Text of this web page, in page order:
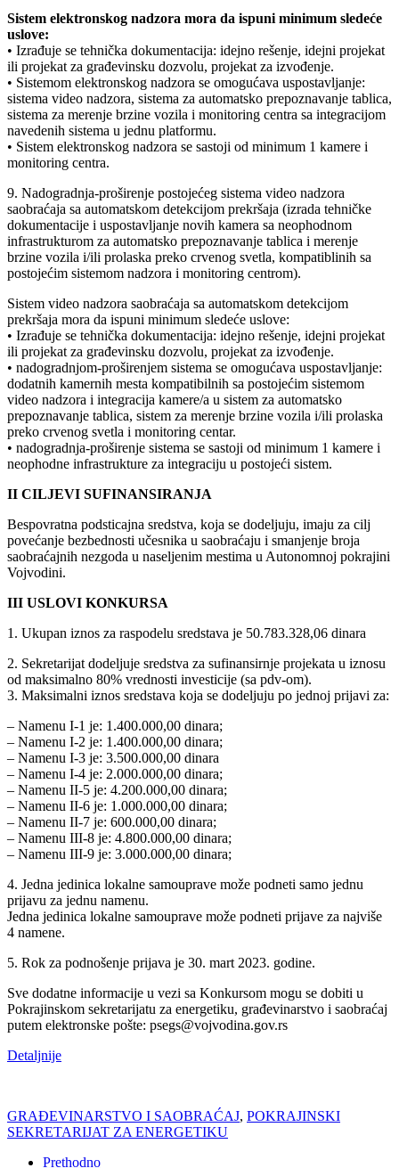
Sistem elektronskog nadzora mora da ispuni minimum sledeće
uslove:
• Izrađuje se tehnička dokumentacija: idejno rešenje, idejni projekat
ili projekat za građevinsku dozvolu, projekat za izvođenje.
• Sistemom elektronskog nadzora se omogućava uspostavljanje:
sistema video nadzora, sistema za automatsko prepoznavanje tablica,
sistema za merenje brzine vozila i monitoring centra sa integracijom
navedenih sistema u jednu platformu.
• Sistem elektronskog nadzora se sastoji od minimum 1 kamere i
monitoring centra.
9. Nadogradnja-proširenje postojećeg sistema video nadzora
saobraćaja sa automatskom detekcijom prekršaja (izrada tehničke
dokumentacije i uspostavljanje novih kamera sa neophodnom
infrastrukturom za automatsko prepoznavanje tablica i merenje
brzine vozila i/ili prolaska preko crvenog svetla, kompatiblinih sa
postojećim sistemom nadzora i monitoring centrom).
Sistem video nadzora saobraćaja sa automatskom detekcijom
prekršaja mora da ispuni minimum sledeće uslove:
• Izrađuje se tehnička dokumentacija: idejno rešenje, idejni projekat
ili projekat za građevinsku dozvolu, projekat za izvođenje.
• nadogradnjom-proširenjem sistema se omogućava uspostavljanje:
dodatnih kamernih mesta kompatibilnih sa postojećim sistemom
video nadzora i integracija kamere/a u sistem za automatsko
prepoznavanje tablica, sistem za merenje brzine vozila i/ili prolaska
preko crvenog svetla i monitoring centar.
• nadogradnja-proširenje sistema se sastoji od minimum 1 kamere i
neophodne infrastrukture za integraciju u postojeći sistem.
II CILJEVI SUFINANSIRANJA
Bespovratna podsticajna sredstva, koja se dodeljuju, imaju za cilj
povećanje bezbednosti učesnika u saobraćaju i smanjenje broja
saobraćajnih nezgoda u naseljenim mestima u Autonomnoj pokrajini
Vojvodini.
III USLOVI KONKURSA
1. Ukupan iznos za raspodelu sredstava je 50.783.328,06 dinara
2. Sekretarijat dodeljuje sredstva za sufinansirnje projekata u iznosu
od maksimalno 80% vrednosti investicije (sa pdv-om).
3. Maksimalni iznos sredstava koja se dodeljuju po jednoj prijavi za:
– Namenu I-1 je: 1.400.000,00 dinara;
– Namenu I-2 je: 1.400.000,00 dinara;
– Namenu I-3 je: 3.500.000,00 dinara
– Namenu I-4 je: 2.000.000,00 dinara;
– Namenu II-5 je: 4.200.000,00 dinara;
– Namenu II-6 je: 1.000.000,00 dinara;
– Namenu II-7 je: 600.000,00 dinara;
– Namenu III-8 je: 4.800.000,00 dinara;
– Namenu III-9 je: 3.000.000,00 dinara;
4. Jedna jedinica lokalne samouprave može podneti samo jednu
prijavu za jednu namenu.
Jedna jedinica lokalne samouprave može podneti prijave za najviše
4 namene.
5. Rok za podnošenje prijava je 30. mart 2023. godine.
Sve dodatne informacije u vezi sa Konkursom mogu se dobiti u
Pokrajinskom sekretarijatu za energetiku, građevinarstvo i saobraćaj
putem elektronske pošte: psegs@vojvodina.gov.rs
Detaljnije
GRAĐEVINARSTVO I SAOBRAĆAJ, POKRAJINSKI
SEKRETARIJAT ZA ENERGETIKU
Prethodno